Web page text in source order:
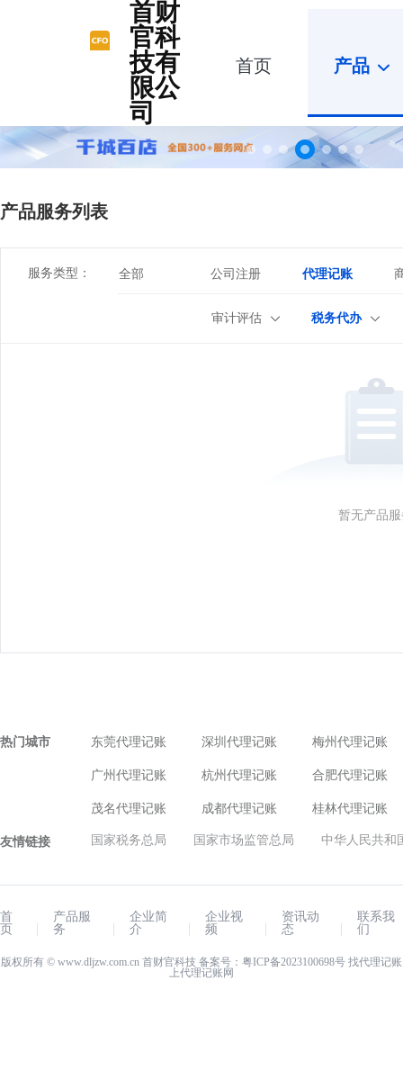
首财
官科
技有
限公
司
首页 产品
产品服务列表
服务类型： 全部 公司注册 代理记账
审计评估 税务代办
暂无产品
热门城市 东莞代理记账 深圳代理记账 梅州代理记账
广州代理记账 杭州代理记账 合肥代理记账
茂名代理记账 成都代理记账 桂林代理记账
友情链接 国家税务总局 国家市场监管总局 中华人民共和
首
页
产品服
务
企业简
介
企业视
频
资讯动
态
联系我
们
版权所有 © www.dljzw.com.cn 首财官科技 备案号： 粤ICP备2023100698号 找代理记账
上代理记账网